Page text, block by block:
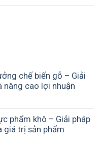
chế biến gỗ – Giải
nâng cao lợi nhuận
phẩm khô – Giải pháp
giá trị sản phẩm